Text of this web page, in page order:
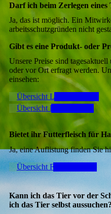
Darf ich beim Zerlegen eines
Ja, das ist möglich. Ein
arbeitsschutzgründen nicht
Gibt es eine Produkt- oder
Unsere Preise sind
oder vor Ort erfragt werden.
einsehen:
Übersicht Lammfleisch
Übersicht Rindfleisch
Bietet ihr Futterfleisch für
Ja, eine Auflistung finden Sie
Übersicht Futterfleisch
Kann ich das Tier vor der
ich das Tier selbst aussuchen?